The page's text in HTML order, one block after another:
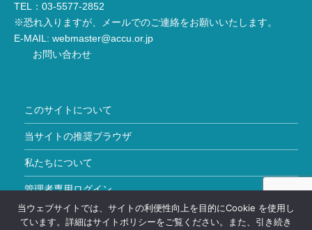
TEL：03-5577-2852
※恐れ入りますが、メールでのご連絡をお願いいたします。
E-MAIL: webmaster@accu.or.jp
お問い合わせ
このサイトについて
当サイトの推奨ブラウザ
私たちについて
管理者専用ログイン
Copyright © ユネスコスクール All Rights Reserved.
当ウェブサイトでは、サイトの利便性向上を目的にCookie を使用し
ています。詳細はサイトポリシーをご覧ください。また、引き続き